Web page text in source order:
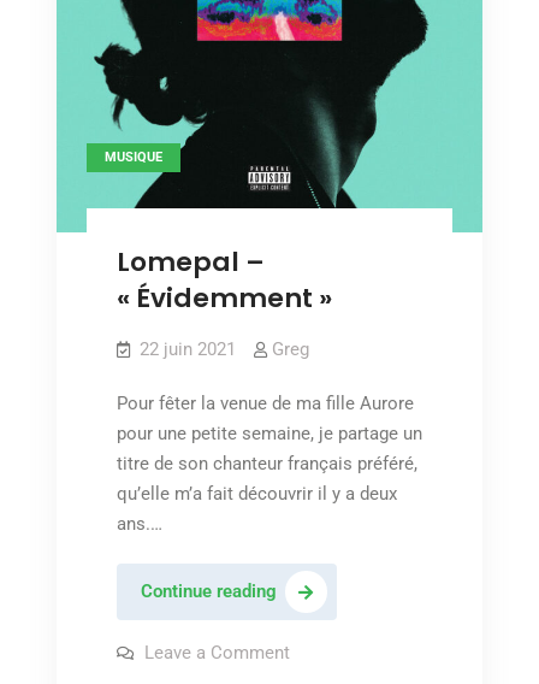
MUSIQUE
Lomepal –
« Évidemment »
22 juin 2021 Greg
Pour fêter la venue de ma fille Aurore
pour une petite semaine, je partage un
titre de son chanteur français préféré,
qu’elle m’a fait découvrir il y a deux
ans.…
Continue readingLomepal
–
« Évidemment »
Leave a Commenton